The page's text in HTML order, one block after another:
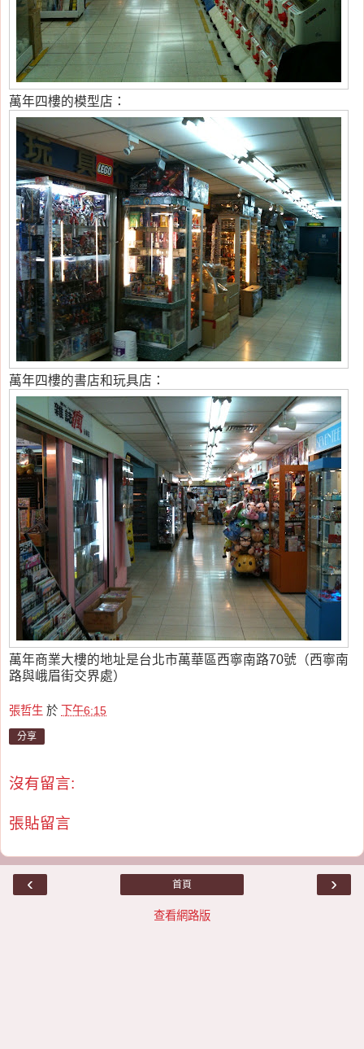
萬年四樓的模型店：
萬年四樓的書店和玩具店：
萬年商業大樓的地址是台北市萬華區西寧南路70號（西寧南
路與峨眉街交界處）
張哲生 於 下午6:15
分享
沒有留言:
張貼留言
‹ ›
首頁
查看網路版